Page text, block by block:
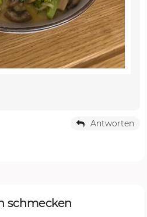
Antworten
schmecken